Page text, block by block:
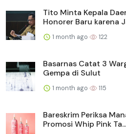
Tito Minta Kepala
Honorer Baru karena
1 month ago 122
Basarnas Catat 3
Gempa di Sulut
1 month ago 115
Bareskrim Periksa
Promosi Whip Pink Ta...